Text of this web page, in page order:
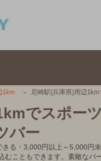
1km 尼崎駅(兵庫県)周辺
でスポー
バー
る・3,000円以上～5,000円
こともできます。素敵なバ